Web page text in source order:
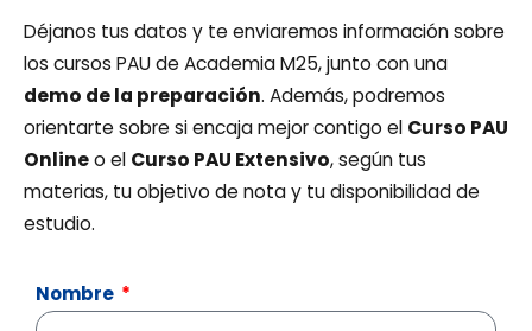
Déjanos tus datos y te enviaremos información sobre
los cursos PAU de Academia M25, junto con una
demo de la preparación. Además, podremos
orientarte sobre si encaja mejor contigo el Curso PAU
Onlineo el Curso PAU Extensivo, según tus
materias, tu objetivo de nota y tu disponibilidad de
estudio.
Nombre